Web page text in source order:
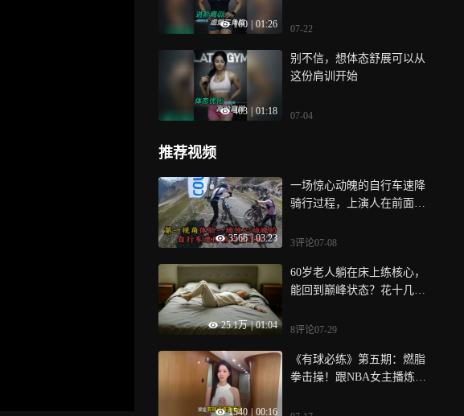
160 01:26 07-22
403 01:18
别不信，想体态舒展可以从
这份肩训开始
07-04
推荐视频
3566 | 03:23
一场惊心动魄的自行车速降
骑行过程，上演人在前面
3评论07-08
25.1万 | 01:04
60岁老人躺在床上练核心，
能回到巅峰状态？花十几秒
8评论07-29
1540 00:16
《有球必练》第五期：燃脂
拳击操！跟NBA女主播炼炼
起打拳！燃脂搏击操暴汗跟